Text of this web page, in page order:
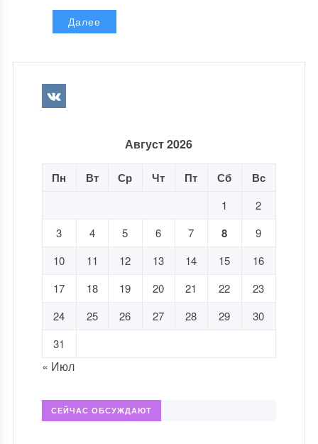
Далее
Август 2026
Пн Вт Ср Чт Пт Сб Вс
1
2
3
4 5 6 7 8
9
10
11 12 13 14 15
16
17
18 19 20 21 22
23
24
25 26 27 28 29
30
31
« Июл
СЕЙЧАС ОБСУЖДАЮТ